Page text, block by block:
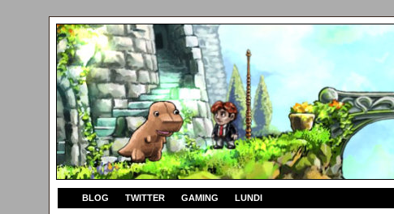
BLOG TWITTER GAMING LUNDI